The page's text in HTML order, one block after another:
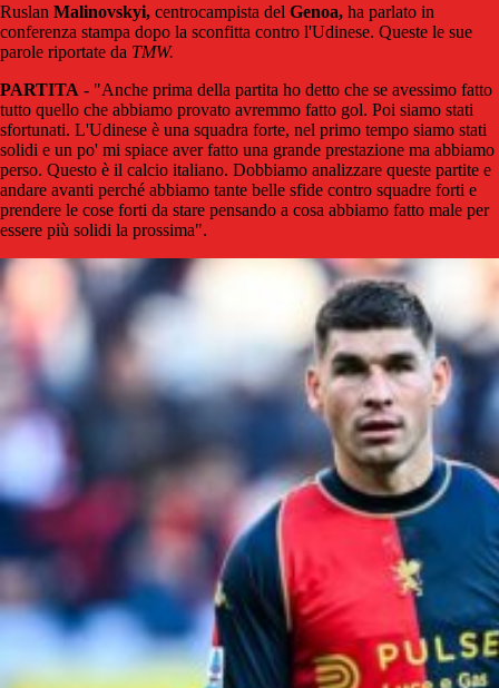
Ruslan Malinovskyi, centrocampista del Genoa, ha parlato in
conferenza stampa dopo la sconfitta contro l'Udinese. Queste le sue
parole riportate da TMW.
PARTITA - "Anche prima della partita ho detto che se avessimo fatto
tutto quello che abbiamo provato avremmo fatto gol. Poi siamo stati
sfortunati. L'Udinese è una squadra forte, nel primo tempo siamo stati
solidi e un po' mi spiace aver fatto una grande prestazione ma abbiamo
perso. Questo è il calcio italiano. Dobbiamo analizzare queste partite e
andare avanti perché abbiamo tante belle sfide contro squadre forti e
prendere le cose forti da stare pensando a cosa abbiamo fatto male per
essere più solidi la prossima".